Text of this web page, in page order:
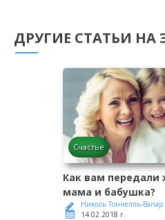
ДРУГИЕ СТАТЬИ НА
Счастье
Как вам передали
мама и бабушка?
Николь Тоннелль-Вапар
14.02.2018 г.